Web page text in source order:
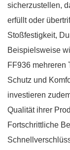
sicherzustellen,
erfüllt oder
Stoßfestigkeit,
Beispielsweise
FF936 mehreren
Schutz und
investieren
Qualität ihrer
Fortschrittliche